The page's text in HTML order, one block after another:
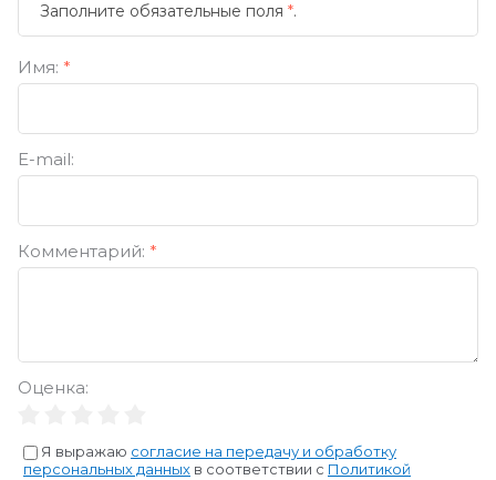
Заполните обязательные поля *.
Имя: *
E-mail:
Комментарий: *
Оценка:
Я выражаю согласие на передачу и обработку
персональных данных в соответствии с Политикой